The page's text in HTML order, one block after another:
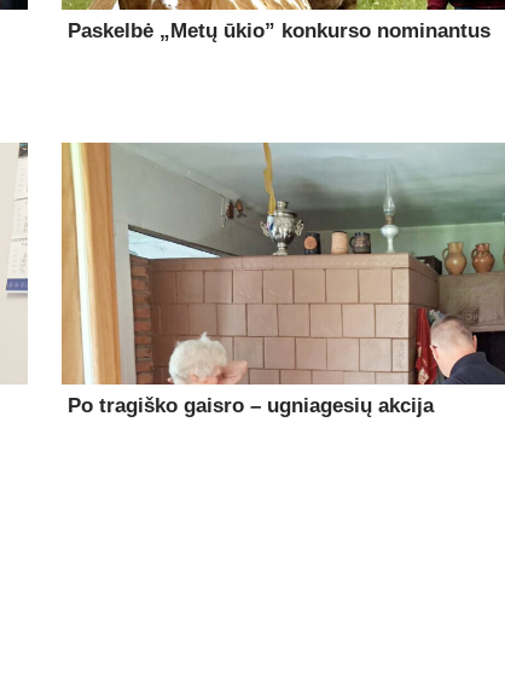
Paskelbė „Metų ūkio” konkurso nominantus
Po tragiško gaisro – ugniagesių akcija